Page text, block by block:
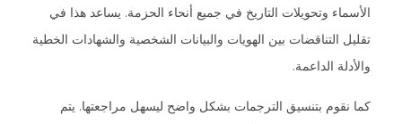
الأسماء وتحويلات التاريخ في جميع أنحاء الحزمة. يساعد هذا في
تقليل التناقضات بين الهويات والبيانات الشخصية والشهادات الخطية
والأدلة الداعمة.
كما نقوم بتنسيق الترجمات بشكل واضح ليسهل مراجعتها. يتم